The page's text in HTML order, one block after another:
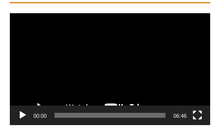
00:00 06:46